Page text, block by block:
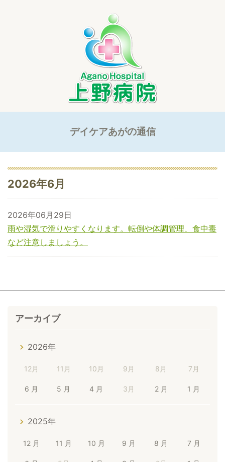
デイケアあがの通信
2026年6月
雨や湿気で滑りやすくなります。転倒や体調管理、食中毒
など注意しましょう。
2026年06月29日
アーカイブ
2026年
12月 11月 10月 9月 8月 7月
6 月 5 月 4 月 3月 2 月 1 月
2025年
12 月 11 月 10 月 9 月 8 月 7 月